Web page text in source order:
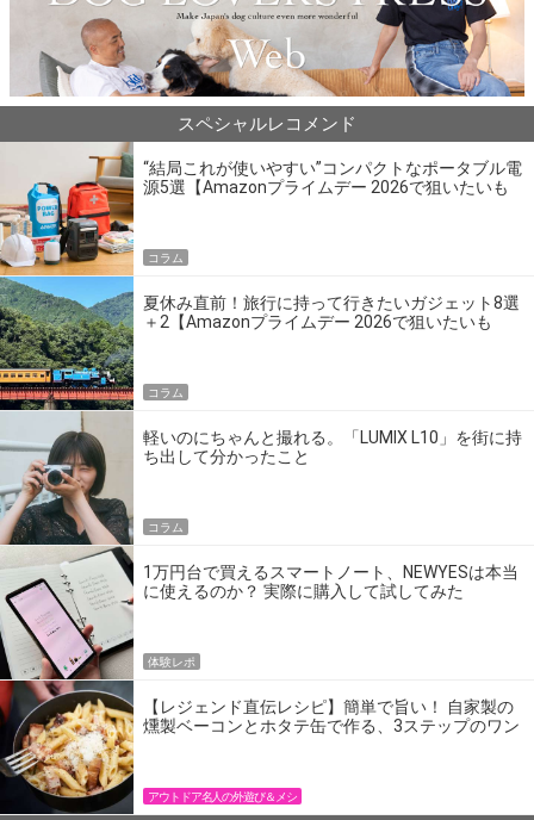
スペシャルレコメンド
“結局これが使いやすい”コンパクトなポータブル電
源5選【Amazonプライムデー 2026で狙いたいも
コラム
夏休み直前！旅行に持って行きたいガジェット8選
＋2【Amazonプライムデー 2026で狙いたいも
コラム
軽いのにちゃんと撮れる。「LUMIX L10」を街に持
ち出して分かったこと
コラム
1万円台で買えるスマートノート、NEWYESは本当
に使えるのか？ 実際に購入して試してみた
体験レポ
【レジェンド直伝レシピ】簡単で旨い！ 自家製の
燻製ベーコンとホタテ缶で作る、3ステップのワン
アウトドア名人の外遊び＆メシ